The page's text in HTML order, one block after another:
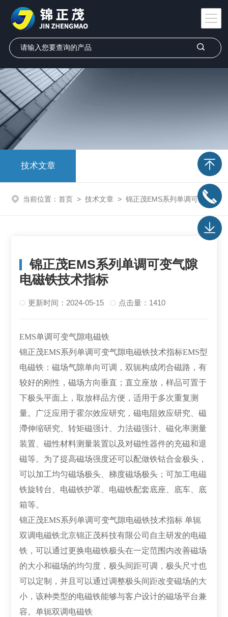
技术文章
当前位置： 首页 > 技术文章 > 锦正茂EMS系列单调可变气隙电磁铁技术指标
锦正茂EMS系列单调可变气隙
电磁铁技术指标
更新时间：2024-05-15 点击量：1410
EMS单调可变气隙电磁铁
锦正茂EMS系列单调可变气隙电磁铁技术指标EMS型
电磁铁：磁场气隙单向可调，双轭构成闭合磁路，有
较好的刚性，磁场方向垂直；直立座放，样品可置于
下极头平面上，取放样品方便，适用于多次重复测
量。广泛应用于霍尔效应研究，磁电阻效应研究、磁
滯伸缩研究、转矩磁强计、力法磁强计、磁化率测量
装置、磁性材料测量装置以及对磁性器件的充磁和退
磁等。为了提高磁场强度还可以配做铁钴合金极头，
可以加工均匀磁场极头、梯度磁场极头；可加工电磁
铁旋转台、电磁铁护罩、电磁铁配套底座、底车、底
箱等。
锦正茂EMS系列单调可变气隙电磁铁技术指标 单轭
双调电磁铁北京锦正茂科技有限公司自主研发的电磁
铁，可以通过更换电磁铁极头在一定范围内改善磁场
的大小和磁场的均匀度，极头间距可调，极头尺寸也
可以定制，并且可以通过调整极头间距改变磁场的大
小，该种类型的电磁铁能够与客户设计的磁场平台兼
容。单轭双调电磁铁